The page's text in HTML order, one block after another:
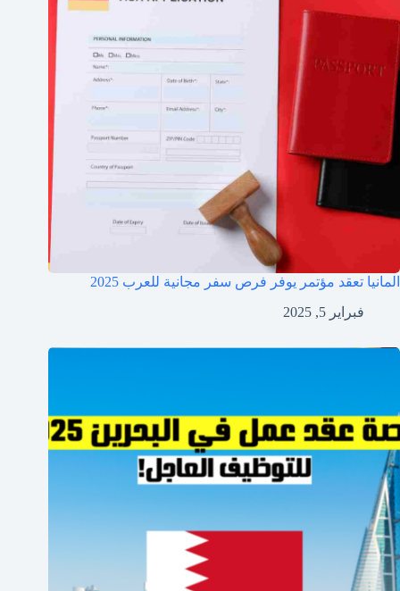
المانيا تعقد مؤتمر يوفر فرص سفر مجانية للعرب 2025
فبراير 5, 2025